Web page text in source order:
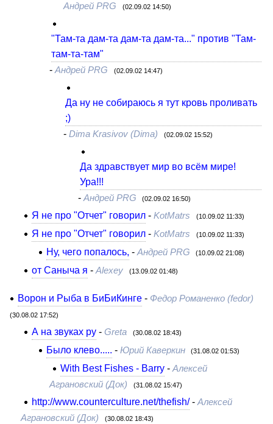
Андрей PRG (02.09.02 14:50)
"Там-та дам-та дам-та дам-та..." против "Там-
там-та-там"
- Андрей PRG (02.09.02 14:47)
Да ну не собираюсь я тут кровь проливать
;)
-Dima Krasivov (Dima) (02.09.02 15:52)
Да здравствует мир во всём мире!
Ура!!!
- Андрей PRG (02.09.02 16:50)
Я не про "Отчет" говорил -KotMatrs (10.09.02 11:33)
Я не про "Отчет" говорил -KotMatrs (10.09.02 11:33)
Ну, чего попалось, - Андрей PRG (10.09.02 21:08)
от Саныча я -Alexey (13.09.02 01:48)
Ворон и Рыба в БиБиКинге- Федор Романенко (fedor)
(30.08.02 17:52)
А на звуках ру -Greta (30.08.02 18:43)
Было клево..... - Юрий Каверкин (31.08.02 01:53)
With Best Fishes - Barry- Алексей
Аграновский (Док)
(31.08.02 15:47)
http://www.counterculture.net/thefish/-Алексей
Аграновский (Док)
(30.08.02 18:43)